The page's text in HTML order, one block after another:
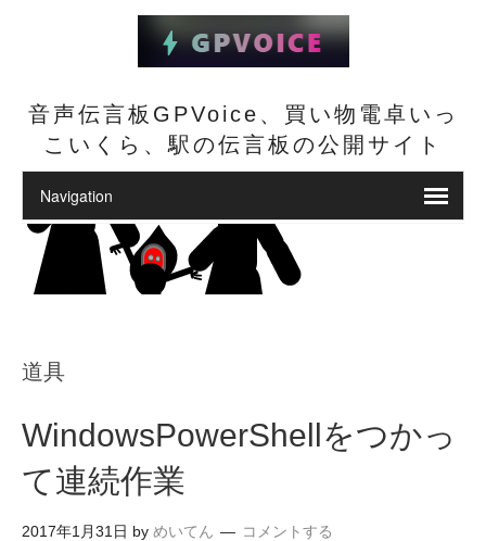
音声伝言板GPVoice、買い物電卓いっ
こいくら、駅の伝言板の公開サイト
道具
WindowsPowerShellをつかっ
て連続作業
2017年1月31日 by めいてん コメントする